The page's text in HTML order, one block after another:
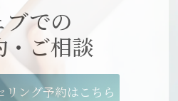
ブでの
・ご相談
リング予約はこちら